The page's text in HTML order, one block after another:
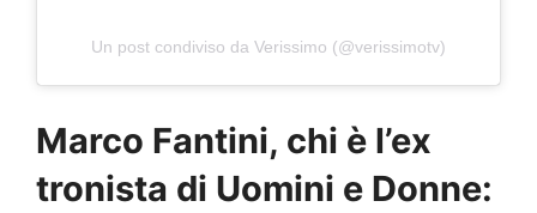
Un post condiviso da Verissimo (@verissimotv)
Marco Fantini, chi è l’ex
tronista di Uomini e Donne: